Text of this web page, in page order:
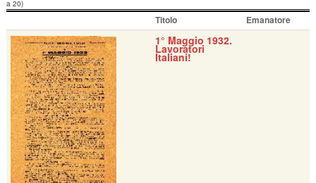
a 20)
Titolo Emanatore
1° Maggio 1932.
Lavoratori
Italiani!